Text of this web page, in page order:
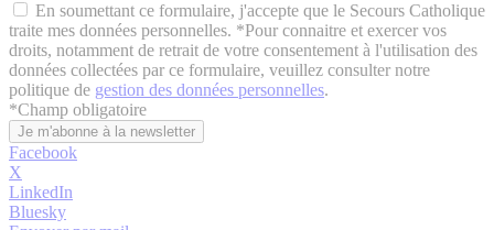
En soumettant ce formulaire, j'accepte que le Secours Catholique
traite mes données personnelles. *Pour connaitre et exercer vos
droits, notamment de retrait de votre consentement à l'utilisation des
données collectées par ce formulaire, veuillez consulter notre
politique de gestion des données personnelles.
*Champ obligatoire
Facebook
X
LinkedIn
Bluesky